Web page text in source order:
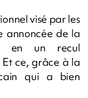
visé par les
annoncée de la
en un recul
ce, grâce à la
qui a bien